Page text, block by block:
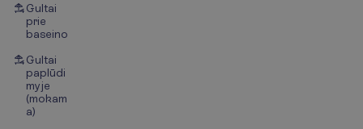
Gultai
prie
baseino
Gultai
paplūdi
myje
(mokam
a)